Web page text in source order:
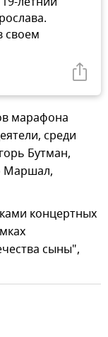
своем
марафона
среди
Бутман,
Маршал,
концертных
сыны",